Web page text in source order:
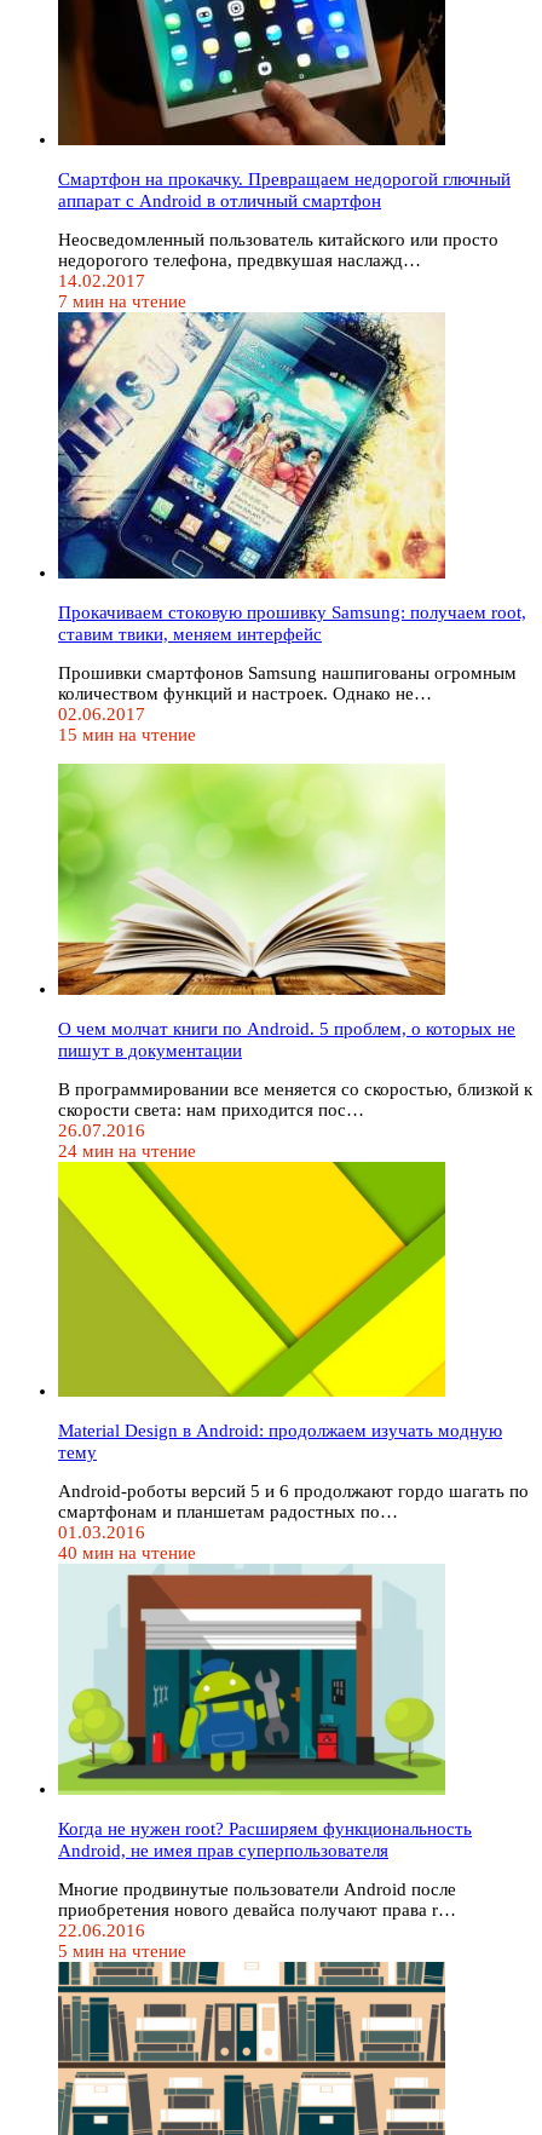
Смартфон на прокачку. Превращаем недорогой глючный
аппарат с Android в отличный смартфон
Неосведомленный пользователь китайского или просто
недорогого телефона, предвкушая наслажд…
14.02.2017
7 мин на чтение
Прокачиваем стоковую прошивку Samsung: получаем root,
ставим твики, меняем интерфейс
Прошивки смартфонов Samsung нашпигованы огромным
количеством функций и настроек. Однако не…
02.06.2017
15 мин на чтение
О чем молчат книги по Android. 5 проблем, о которых не
пишут в документации
В программировании все меняется со скоростью, близкой к
скорости света: нам приходится пос…
26.07.2016
24 мин на чтение
Material Design в Android: продолжаем изучать модную
тему
Android-роботы версий 5 и 6 продолжают гордо шагать по
смартфонам и планшетам радостных по…
01.03.2016
40 мин на чтение
Когда не нужен root? Расширяем функциональность
Android, не имея прав суперпользователя
Многие продвинутые пользователи Android после
приобретения нового девайса получают права r…
22.06.2016
5 мин на чтение